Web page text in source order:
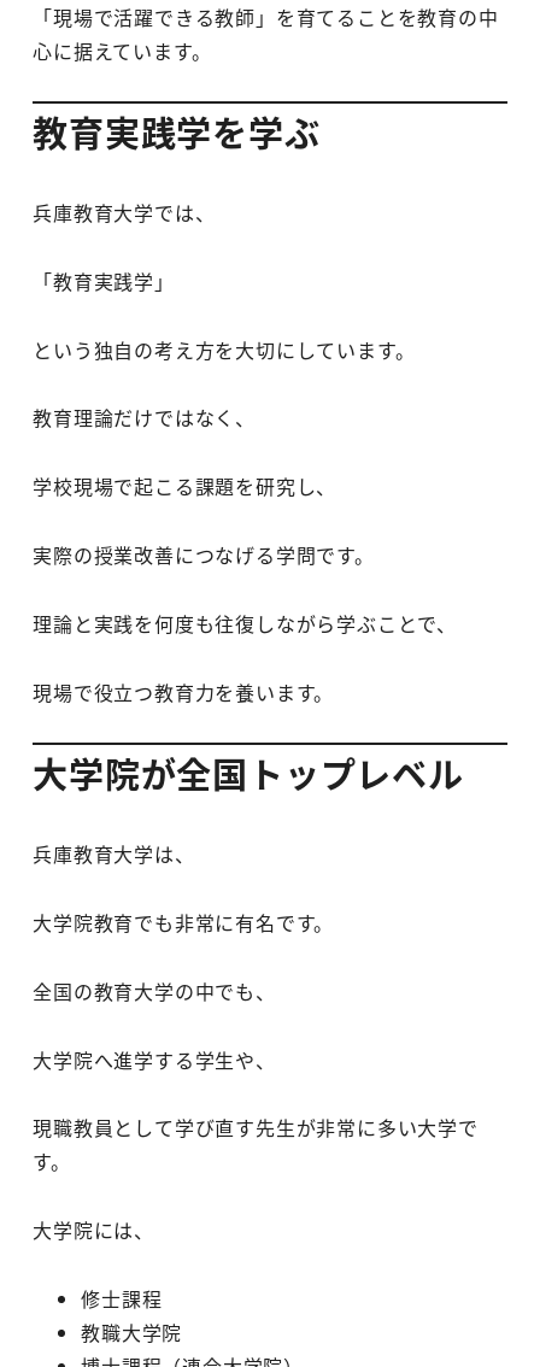
「現場で活躍できる教師」を育てることを教育の中
心に据えています。
教育実践学を学ぶ
兵庫教育大学では、
「教育実践学」
という独自の考え方を大切にしています。
教育理論だけではなく、
学校現場で起こる課題を研究し、
実際の授業改善につなげる学問です。
理論と実践を何度も往復しながら学ぶことで、
現場で役立つ教育力を養います。
大学院が全国トップレベル
兵庫教育大学は、
大学院教育でも非常に有名です。
全国の教育大学の中でも、
大学院へ進学する学生や、
現職教員として学び直す先生が非常に多い大学で
す。
大学院には、
修士課程
教職大学院